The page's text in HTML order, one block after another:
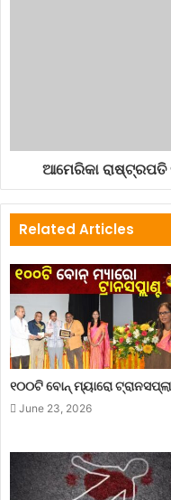
ଆମେରିକା
Related Articles
୧୦୦ଟି ବୋନ୍ ମ୍ୟାରୋ
June 23, 2026